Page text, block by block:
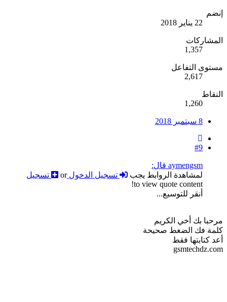
إنضم
22 يناير 2018
المشاركات
1,357
مستوى التفاعل
2,617
النقاط
1,260
8 سبتمبر 2018
#9
aymengsm قال:
لمشاهدة الروابط يجب
تسجيل الدخولor
تسجيل
to view quote content!
أنقر للتوسيع...
مرحبا بك أخي الكريم
كلمة فك الضغط صحيحة
أعد كتابتها فقط
gsmtechdz.com